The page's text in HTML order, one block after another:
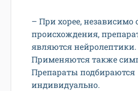
– При хорее, независимо
происхождения,
являются нейролептики.
Применяются также
Препараты подбираются
индивидуально.